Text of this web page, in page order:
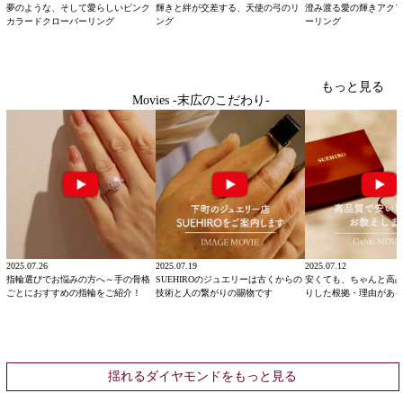
夢のような、そして愛らしいピンク
カラードクローバーリング
輝きと絆が交差する、天使の弓のリ
ング
澄み渡る愛の輝きアク
ーリング
Movies -末広のこだわり-
もっと見る
2025.07.26
指輪選びでお悩みの方へ～手の骨格
ごとにおすすめの指輪をご紹介！
2025.07.19
SUEHIROのジュエリーは古くからの
技術と人の繋がりの賜物です
2025.07.12
安くても、ちゃんと高
りした根拠・理由があ
揺れるダイヤモンドをもっと見る